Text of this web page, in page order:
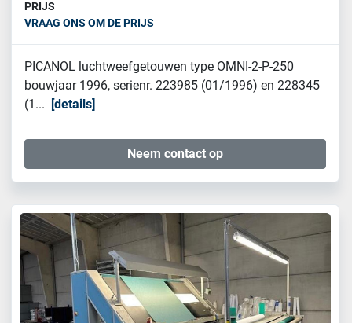
PRIJS
VRAAG ONS OM DE PRIJS
PICANOL luchtweefgetouwen type OMNI-2-P-250
bouwjaar 1996, serienr. 223985 (01/1996) en 228345
(1...
details
Neem contact op